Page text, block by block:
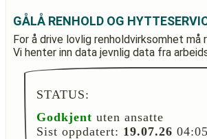
GÅLÅ RENHOLD OG
For å drive lovlig renholdvirksomhet
Vi henter inn data jevnlig data fra
STATUS:
Godkjent uten ansatte
Sist oppdatert: 19.07.26